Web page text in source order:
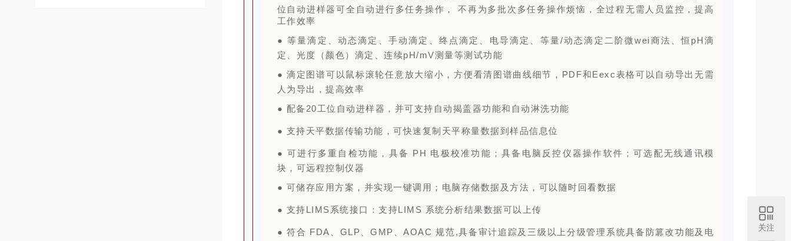
位自动进样器可全自动进行多任务操作， 不再为多批次多任务操作烦恼，全过程无需人员监控，提高
工作效率
●等量滴定、动态滴定、手动滴定、终点滴定、电导滴定、等量/动态滴定二阶微wei商法、恒pH滴
定、光度（颜色）滴定、连续pH/mV测量等测试功能
●滴定图谱可以鼠标滚轮任意放大缩小，方便看清图谱曲线细节，PDF和Eexc表格可以自动导出无需
人为导出，提高效率
● 配备20工位自动进样器，并可支持自动揭盖器功能和自动淋洗功能
● 支持天平数据传输功能，可快速复制天平称量数据到样品信息位
●可进行多重自检功能，具备 PH 电极校准功能；具备电脑反控仪器操作软件；可选配无线通讯模
块，可远程控制仪器
● 可储存应用方案，并实现一键调用；电脑存储数据及方法，可以随时回看数据
● 支持LIMS系统接口：支持LIMS 系统分析结果数据可以上传
●符合 FDA、GLP、GMP、AOAC 规范,具备审计追踪及三级以上分级管理系统具备防篡改功能及电
关注